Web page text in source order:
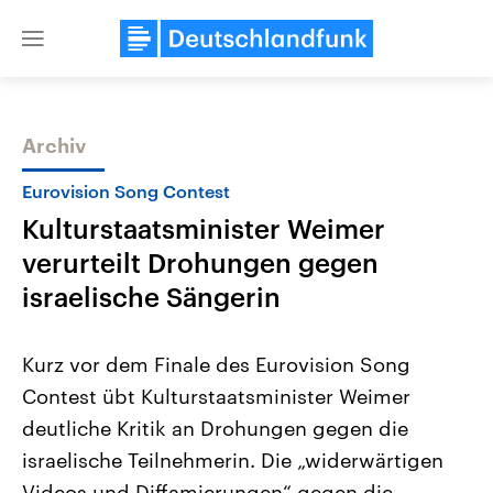
Close
Themen
2026
Alle Informationen
Sachsen-Anhalt wählt am 6.
September 2026 einen neuen
Landtag. Seit 2021 wird das
Bundesland von einer Koalition aus
Aktuelle Beiträge,
Hintergründe
Wirtschaftlich und
gehören die Vereinigten
den mächtigsten Ländern
mit großem Einfluss auf
Archiv
Eurovision Song Contest
Kulturstaatsminister Weimer
verurteilt Drohungen gegen
israelische Sängerin
Kurz vor dem Finale des Eurovision Song
Contest übt Kulturstaatsminister Weimer
deutliche Kritik an Drohungen gegen die
israelische Teilnehmerin. Die „widerwärtigen